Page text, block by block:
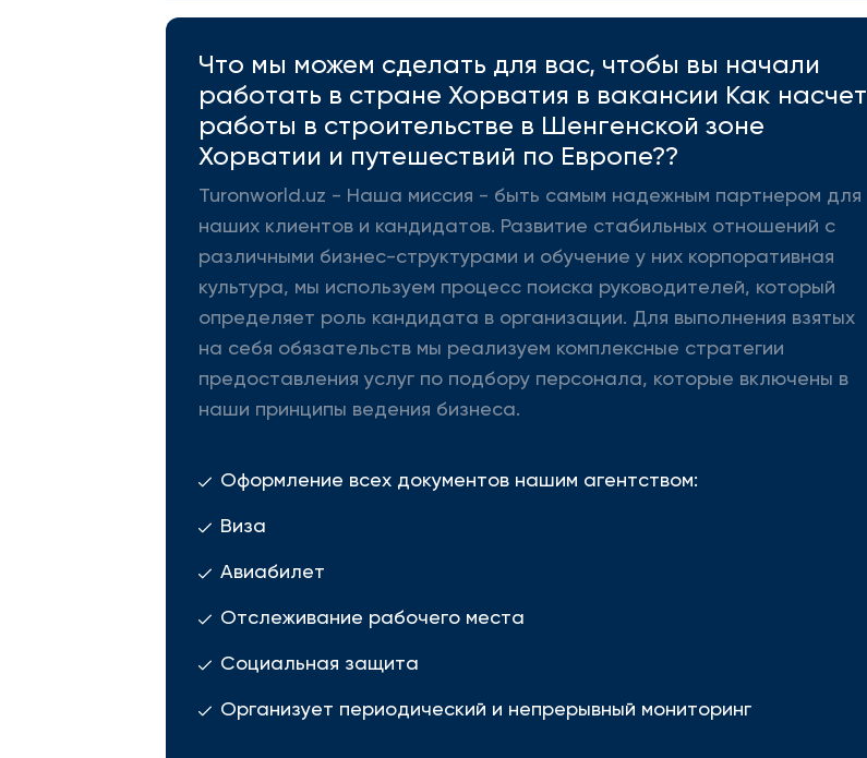
Что мы можем сделать для вас, чтобы вы начали
работать в стране Хорватия в вакансии Как насчет
работы в строительстве в Шенгенской зоне
Хорватии и путешествий по Европе??
Turonworld.uz - Наша миссия - быть самым надежным партнером для
наших клиентов и кандидатов. Развитие стабильных отношений с
различными бизнес-структурами и обучение у них корпоративная
культура, мы используем процесс поиска руководителей, который
определяет роль кандидата в организации. Для выполнения взятых
на себя обязательств мы реализуем комплексные стратегии
предоставления услуг по подбору персонала, которые включены в
наши принципы ведения бизнеса.
Оформление всех документов нашим агентством:
Виза
Авиабилет
Отслеживание рабочего места
Социальная защита
Организует периодический и непрерывный мониторинг